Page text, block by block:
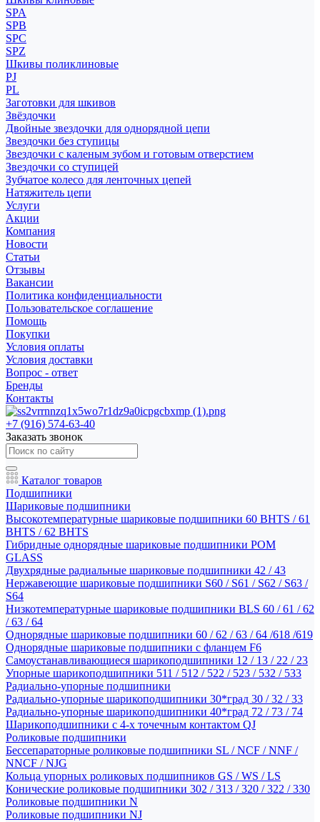
SPA
SPB
SPC
SPZ
Шкивы поликлиновые
PJ
PL
Заготовки для шкивов
Звёздочки
Двойные звездочки для однорядной цепи
Звездочки без ступицы
Звездочки с каленым зубом и готовым отверстием
Звездочки со ступицей
Зубчатое колесо для ленточных цепей
Натяжитель цепи
Услуги
Акции
Компания
Новости
Статьи
Отзывы
Вакансии
Политика конфиденциальности
Пользовательское соглашение
Помощь
Покупки
Условия оплаты
Условия доставки
Вопрос - ответ
Бренды
Контакты
+7 (916) 574-63-40
Заказать звонок
Каталог товаров
Подшипники
Шариковые подшипники
Высокотемпературные шариковые подшипники 60 BHTS / 61
BHTS / 62 BHTS
Гибридные однорядные шариковые подшипники POM
GLASS
Двухрядные радиальные шариковые подшипники 42 / 43
Нержавеющие шариковые подшипники S60 / S61 / S62 / S63 /
S64
Низкотемпературные шариковые подшипники BLS 60 / 61 / 62
/ 63 / 64
Однорядные шариковые подшипники 60 / 62 / 63 / 64 /618 /619
Однорядные шариковые подшипники с фланцем F6
Самоустанавливающиеся шарикоподшипники 12 / 13 / 22 / 23
Упорные шарикоподшипники 511 / 512 / 522 / 523 / 532 / 533
Радиально-упорные подшипники
Радиально-упорные шарикоподшипники 30*град 30 / 32 / 33
Радиально-упорные шарикоподшипники 40*град 72 / 73 / 74
Шарикоподшипники с 4-х точечным контактом QJ
Роликовые подшипники
Бессепараторные роликовые подшипники SL / NCF / NNF /
NNCF / NJG
Кольца упорных роликовых подшипников GS / WS / LS
Конические роликовые подшипники 302 / 313 / 320 / 322 / 330
Роликовые подшипники N
Роликовые подшипники NJ